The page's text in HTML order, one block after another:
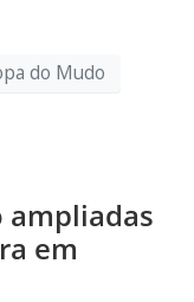
do Mudo
ampliadas
em